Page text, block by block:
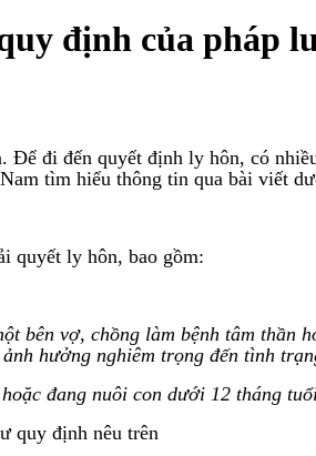
định của pháp
đi đến quyết định ly hôn, có
tìm hiểu thông tin qua bài viết
quyết ly hôn, bao gồm:
bên vợ, chồng làm bệnh tâm thần
hưởng nghiêm trọng đến tình
đang nuôi con dưới 12 tháng
quy định nêu trên